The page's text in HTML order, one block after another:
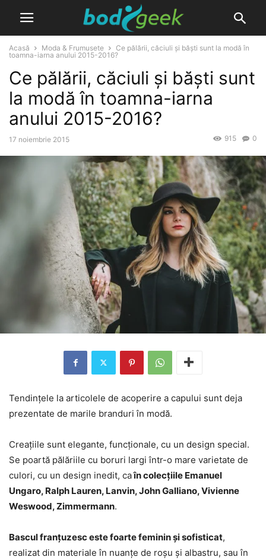
Acasă Moda & Frumusete
Ce pălării, căciuli și băști sunt la modă în
toamna-iarna anului 2015-2016?
Ce pălării, căciuli și băști sunt
la modă în toamna-iarna
anului 2015-2016?
17 noiembrie 2015 0
915
Tendințele la articolele de acoperire a capului sunt deja
prezentate de marile branduri în modă.
Creațiile sunt elegante, funcționale, cu un design special.
Se poartă pălăriile cu boruri largi într-o mare varietate de
culori, cu un design inedit, caîn colecțiile Emanuel
Ungaro, Ralph Lauren, Lanvin, John Galliano, Vivienne
Weswood, Zimmermann.
Bascul franțuzesc este foarte feminin și sofisticat,
realizat din materiale în nuanțe de roșu și albastru, sau în